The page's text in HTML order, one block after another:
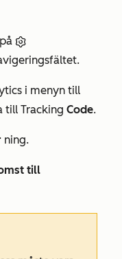
i menyn till
till Tracking Code.
ning.
till